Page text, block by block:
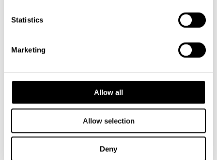
Statistics
Marketing
Allow all
Allow selection
Deny